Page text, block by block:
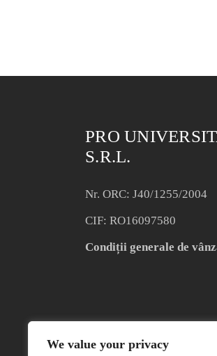
We value your privacy
PRO
S.R.L.
Nr. ORC: J40/1255/2004
CIF: RO16097580
Condiții generale de